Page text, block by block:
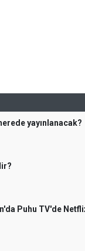
yayınlanacak?
Puhu TV'de